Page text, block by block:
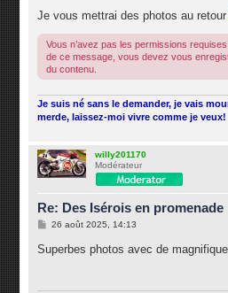
Je vous mettrai des photos au
Vous n’avez pas les permissions
de ce message, vous devez vous
du contenu.
Je suis né sans le demander, je vais
merde, laissez-moi vivre comme je veux!
willy201170
Modérateur
Re: Des Isérois en promenade
M
s
s
26 août 2025, 14:13
Superbes photos avec de